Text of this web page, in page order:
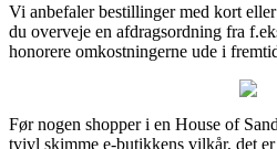
Vi anbefaler bestillinger med kort
du overveje en afdragsordning fra
honorere omkostningerne ude i
Før nogen shopper i en House of
tvivl skimme e-butikkens vilkår, det